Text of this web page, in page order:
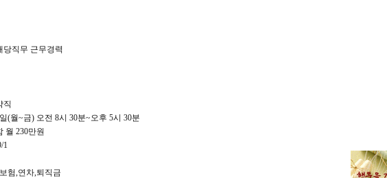
당직무 근무경력
직
(월~금) 오전 8시 30분~오후 5시 30분
월 230만원
1
험,연차,퇴직금